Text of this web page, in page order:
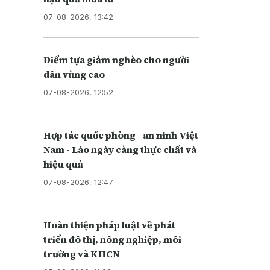
07-08-2026, 13:42
Điểm tựa giảm nghèo cho người
dân vùng cao
07-08-2026, 12:52
Hợp tác quốc phòng - an ninh Việt
Nam - Lào ngày càng thực chất và
hiệu quả
07-08-2026, 12:47
Hoàn thiện pháp luật về phát
triển đô thị, nông nghiệp, môi
trường và KHCN